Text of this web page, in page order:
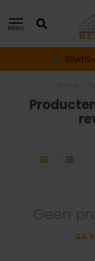
MENU
Geen
GA